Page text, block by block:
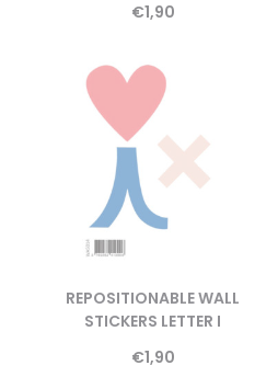
€1,90
REPOSITIONABLE WALL
STICKERS LETTER I
€1,90